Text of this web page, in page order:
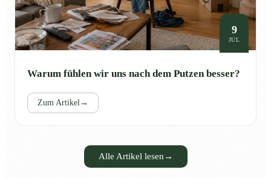
9
JUL
Warum fühlen wir uns nach dem Putzen besser?
Zum Artikel→
Alle Artikel lesen →